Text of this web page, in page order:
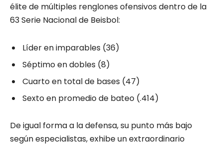
élite de múltiples renglones ofensivos dentro de la
63 Serie Nacional de Beisbol:
Líder en imparables (36)
Séptimo en dobles (8)
Cuarto en total de bases (47)
Sexto en promedio de bateo (.414)
De igual forma a la defensa, su punto más bajo
según especialistas, exhibe un extraordinario